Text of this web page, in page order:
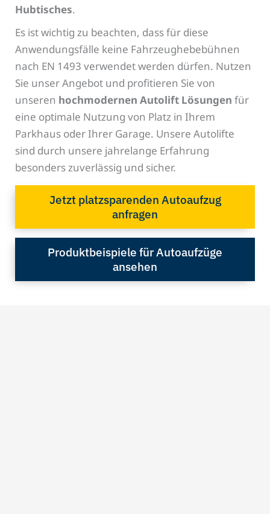
Hubtisches.
Es ist wichtig zu beachten, dass für diese
Anwendungsfälle keine Fahrzeughebebühnen
nach EN 1493 verwendet werden dürfen. Nutzen
Sie unser Angebot und profitieren Sie von
unseren hochmodernen Autolift Lösungen für
eine optimale Nutzung von Platz in Ihrem
Parkhaus oder Ihrer Garage. Unsere Autolifte
sind durch unsere jahrelange Erfahrung
besonders zuverlässig und sicher.
Jetzt platzsparenden Autoaufzug
anfragen
Produktbeispiele für Autoaufzüge
ansehen